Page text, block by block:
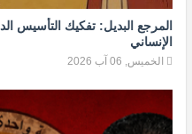
المرجع البديل: تفكيك التأسيس
الإنساني
الخميس, 06 آب 2026